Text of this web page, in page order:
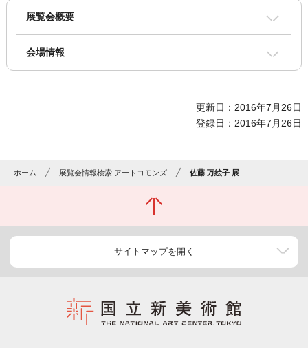
展覧会概要
会場情報
更新日：2016年7月26日
登録日：2016年7月26日
ホーム 展覧会情報検索 アートコモンズ 佐藤 万絵子 展
サイトマップを開く